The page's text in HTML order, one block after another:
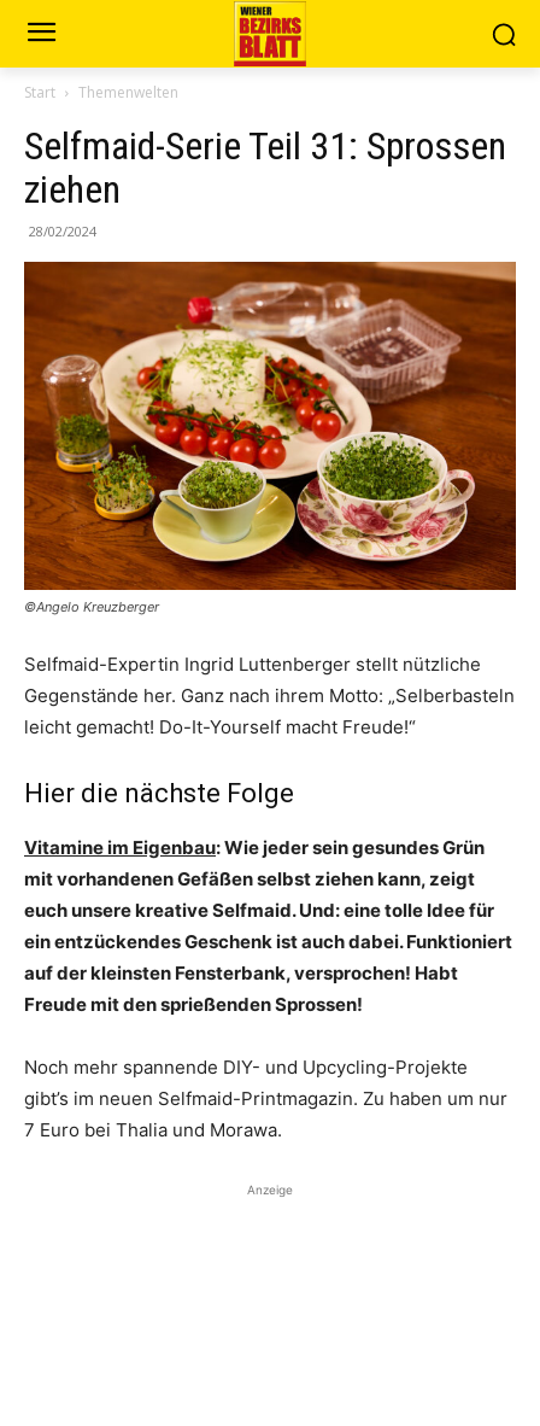
Start Themenwelten
Selfmaid-Serie Teil 31: Sprossen
ziehen
28/02/2024
©Angelo Kreuzberger
Selfmaid-Expertin Ingrid Luttenberger stellt nützliche
Gegenstände her. Ganz nach ihrem Motto: „Selberbasteln
leicht gemacht! Do-It-Yourself macht Freude!“
Hier die nächste Folge
Vitamine im Eigenbau: Wie jeder sein gesundes Grün
mit vorhandenen Gefäßen selbst ziehen kann, zeigt
euch unsere kreative Selfmaid. Und: eine tolle Idee für
ein entzückendes Geschenk ist auch dabei. Funktioniert
auf der kleinsten Fensterbank, versprochen! Habt
Freude mit den sprießenden Sprossen!
Noch mehr spannende DIY- und Upcycling-Projekte
gibt’s im neuen Selfmaid-Printmagazin. Zu haben um nur
7 Euro bei Thalia und Morawa.
Anzeige